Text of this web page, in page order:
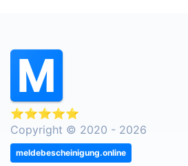
⭐⭐⭐⭐⭐
Copyright © 2020 - 2026
meldebescheinigung.online